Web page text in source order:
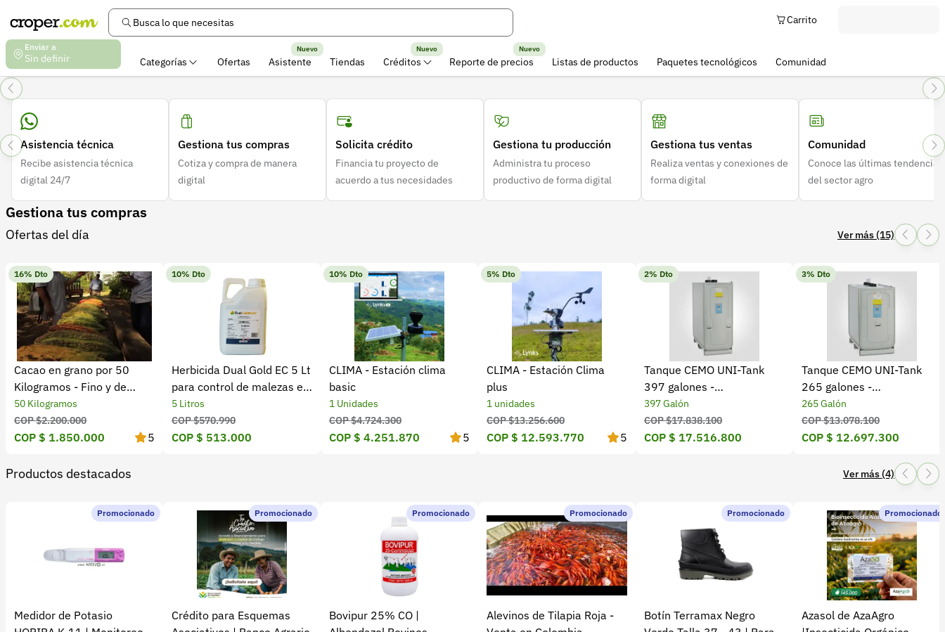
Busca lo que necesitas
Enviar a
Sin definir
Carrito
Categorías Ofertas Asistente
Nuevo
Tiendas Créditos
Nuevo
Reporte de precios
Nuevo
Listas de productos Paquetes tecnológicos Comunidad
Insumos Agropecuarios, Maquinaria y Crédito para el Campo Colombiano
Asistencia técnica
Recibe asistencia técnica
digital 24/7
Gestiona tus compras
Cotiza y compra de manera
digital
Solicita crédito
Financia tu proyecto de
acuerdo a tus necesidades
Gestiona tu producción
Administra tu proceso
productivo de forma digital
Gestiona tus ventas
Realiza ventas y conexiones de
forma digital
Comunidad
Conoce las últimas tendencias
del sector agro
Gestiona tus compras
Ofertas del día Ver más (15)
16% Dto
Cacao en grano por 50
Kilogramos - Fino y de
Aroma
50 Kilogramos
COP $2.200.000
COP $ 1.850.000 5
10% Dto
Herbicida Dual Gold EC 5 Lt
para control de malezas en
cultivos
5 Litros
COP $570.990
COP $ 513.000
10% Dto
CLIMA - Estación clima
basic
1 Unidades
COP $4.724.300
COP $ 4.251.870 5
5% Dto
CLIMA - Estación Clima
plus
1 unidades
COP $13.256.600
COP $ 12.593.770 5
2% Dto
Tanque CEMO UNI-Tank
397 galones -
Almacenamiento de diésel
397 Galón
COP $17.838.100
COP $ 17.516.800
3% Dto
Tanque CEMO UNI-Tank
265 galones -
Almacenamiento de diésel
265 Galón
COP $13.078.100
COP $ 12.697.300
Productos destacados Ver más (4)
Promocionado
Medidor de Potasio
Promocionado
Crédito para Esquemas
Promocionado
Bovipur 25% CO |
Promocionado
Alevinos de Tilapia Roja -
Promocionado
Botín Terramax Negro
Promocionado
Azasol de AzaAgro